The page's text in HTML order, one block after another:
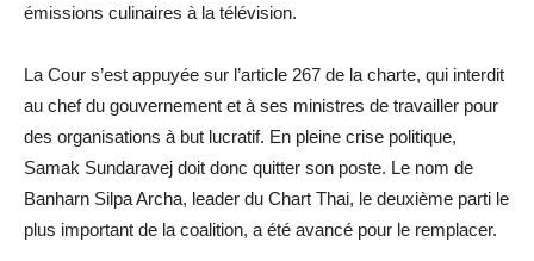
émissions culinaires à la télévision.
La Cour s’est appuyée sur l’article 267 de la charte, qui interdit
au chef du gouvernement et à ses ministres de travailler pour
des organisations à but lucratif. En pleine crise politique,
Samak Sundaravej doit donc quitter son poste. Le nom de
Banharn Silpa Archa, leader du Chart Thai, le deuxième parti le
plus important de la coalition, a été avancé pour le remplacer.